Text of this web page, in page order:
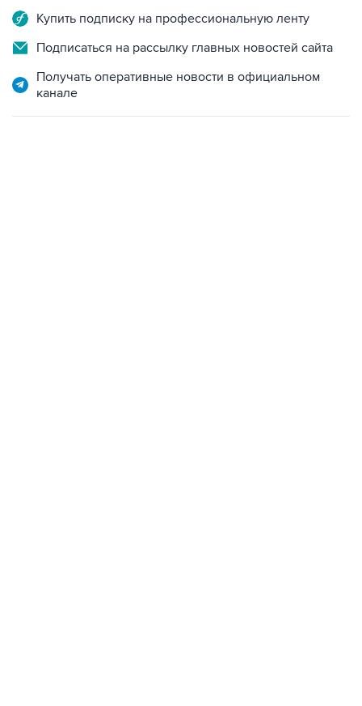
Подписаться на рассылку главных новостей сайта
Получать оперативные новости в официальном